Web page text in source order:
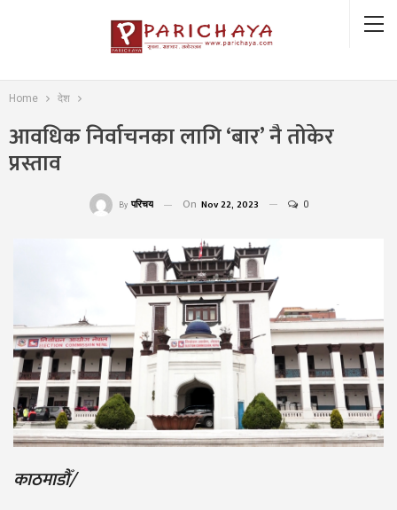
Home देश
आवधिक निर्वाचनका लागि ‘बार’ नै तोकेर
प्रस्ताव
By परिचय On Nov 22, 2023 0
काठमाडौँ/